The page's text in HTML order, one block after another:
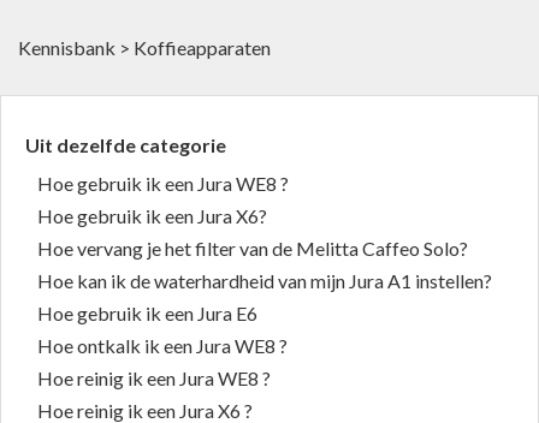
Kennisbank > Koffieapparaten
Uit dezelfde categorie
Hoe gebruik ik een Jura WE8 ?
Hoe gebruik ik een Jura X6?
Hoe vervang je het filter van de Melitta Caffeo Solo?
Hoe kan ik de waterhardheid van mijn Jura A1 instellen?
Hoe gebruik ik een Jura E6
Hoe ontkalk ik een Jura WE8 ?
Hoe reinig ik een Jura WE8 ?
Hoe reinig ik een Jura X6 ?